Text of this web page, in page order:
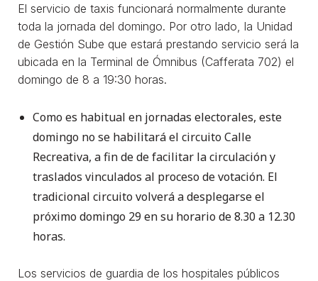
El servicio de taxis funcionará normalmente durante
toda la jornada del domingo. Por otro lado, la Unidad
de Gestión Sube que estará prestando servicio será la
ubicada en la Terminal de Ómnibus (Cafferata 702) el
domingo de 8 a 19:30 horas.
Como es habitual en jornadas electorales, este
domingo no se habilitará el circuito Calle
Recreativa, a fin de de facilitar la circulación y
traslados vinculados al proceso de votación. El
tradicional circuito volverá a desplegarse el
próximo domingo 29 en su horario de 8.30 a 12.30
horas.
Los servicios de guardia de los hospitales públicos